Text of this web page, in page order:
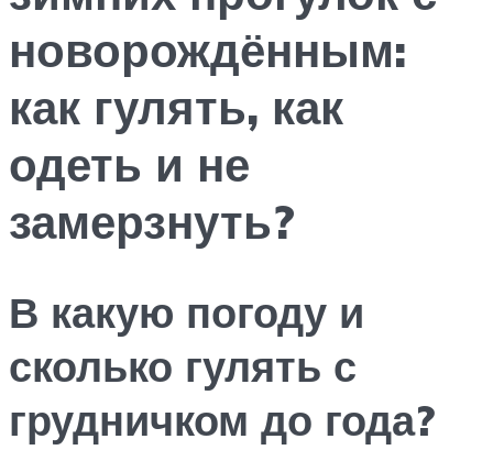
новорождённым:
как гулять, как
одеть и не
замерзнуть?
В какую погоду и
сколько гулять с
грудничком до года?